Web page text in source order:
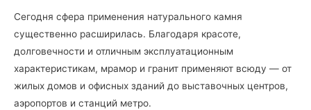
Сегодня сфера применения натурального камня
существенно расширилась. Благодаря красоте,
долговечности и отличным эксплуатационным
характеристикам, мрамор и гранит применяют всюду — от
жилых домов и офисных зданий до выставочных центров,
аэропортов и станций метро.